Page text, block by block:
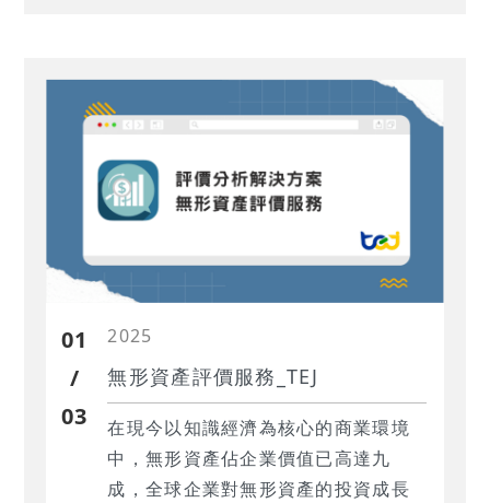
01
/
03
2025
無形資產評價服務_TEJ
在現今以知識經濟為核心的商業環境
中，無形資產佔企業價值已高達九
成，全球企業對無形資產的投資成長